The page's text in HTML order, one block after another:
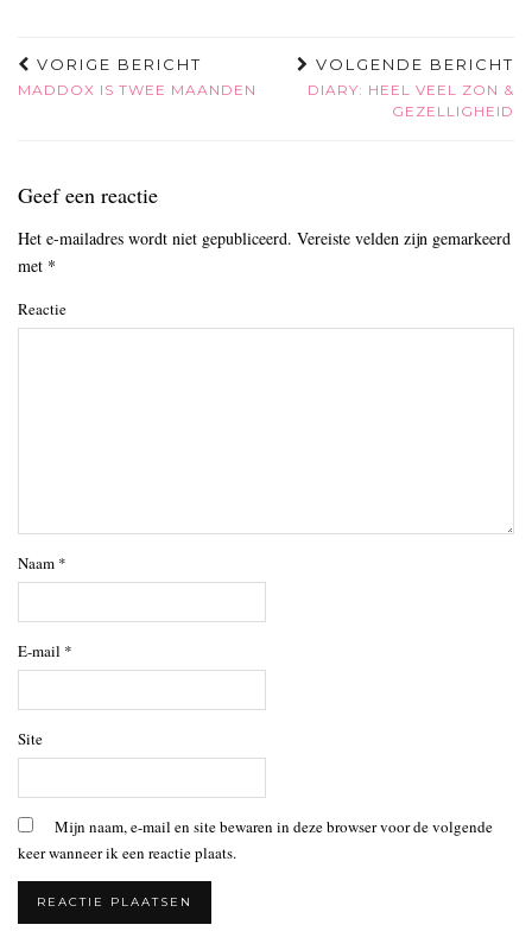
VORIGE BERICHT
MADDOX IS TWEE MAANDEN
VOLGENDE BERICHT
DIARY: HEEL VEEL ZON &
GEZELLIGHEID
Geef een reactie
Het e-mailadres wordt niet gepubliceerd. Vereiste velden zijn gemarkeerd
met *
Reactie
Naam *
E-mail *
Site
Mijn naam, e-mail en site bewaren in deze browser voor de volgende
keer wanneer ik een reactie plaats.